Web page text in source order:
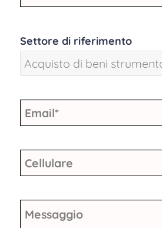
Settore di riferimento
Email*
Cellulare
Messaggio